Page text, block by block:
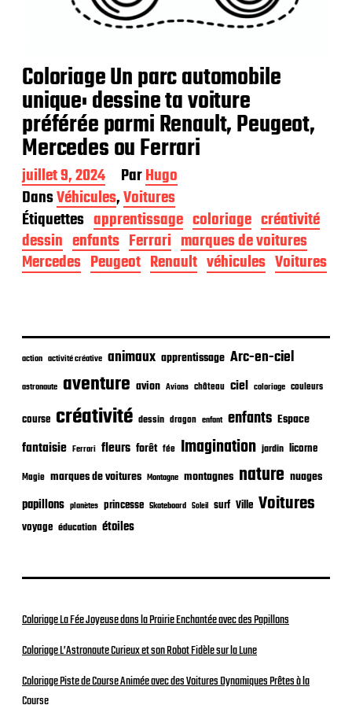
Coloriage Un parc automobile
unique: dessine ta voiture
préférée parmi Renault, Peugeot,
Mercedes ou Ferrari
D
a
t
e
d
e
p
i
a
t
i
o
n
juillet 9, 2024 ParHugo
DansVéhicules,Voitures
Étiquettes apprentissage coloriage créativité
dessin enfants Ferrari marques de voitures
Mercedes Peugeot Renault véhicules Voitures
action activité créative animaux apprentissage Arc-en-ciel
astronaute aventure avion Avions château ciel coloriage couleurs
course créativité dessin dragon enfant enfants Espace
fantaisie Ferrari fleurs forêt fée Imagination jardin licorne
Magie marques de voitures Montagne montagnes nature nuages
papillons planètes princesse Skateboard Soleil surf Ville Voitures
voyage éducation étoiles
Coloriage La Fée Joyeuse dans la Prairie Enchantée avec des Papillons
Coloriage L’Astronaute Curieux et son Robot Fidèle sur la Lune
Coloriage Piste de Course Animée avec des Voitures Dynamiques Prêtes à la
Course